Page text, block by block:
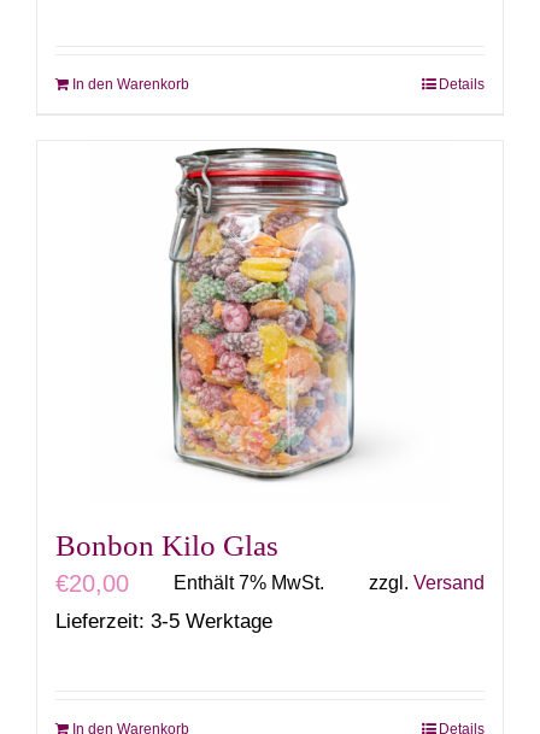
In den Warenkorb Details
Bonbon Kilo Glas
€20,00 Enthält 7% MwSt. zzgl. Versand
Lieferzeit: 3-5 Werktage
In den Warenkorb Details